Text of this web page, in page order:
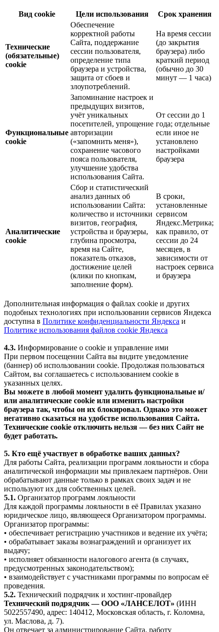
Вид cookie Цели использования Срок хранения
Технические
(обязательные)
cookie
Обеспечение
корректной работы
Сайта, поддержание
сессии пользователя,
определение типа
браузера и устройства,
защита от сбоев и
злоупотреблений.
На время сессии
(до закрытия
браузера) либо
краткий период
(обычно до 30
минут — 1 часа)
Функциональные
cookie
Запоминание настроек и
предыдущих визитов,
учёт уникальных
посетителей, упрощение
авторизации
(«запомнить меня»),
сохранение часового
пояса пользователя,
улучшение удобства
использования Сайта.
От сессии до 1
года; отдельные
если иное не
установлено
настройками
браузера
Аналитические
cookie
Сбор и статистический
анализ данных об
использовании Сайта:
количество и источники
визитов, география,
устройства и браузеры,
глубина просмотра,
время на Сайте,
показатель отказов,
достижение целей
(клики по кнопкам,
заполнение форм).
В сроки,
установленные
сервисом
Яндекс.Метрика;
как правило, от
сессии до 24
месяцев, в
зависимости от
настроек сервиса
и браузера
Дополнительная информация о файлах cookie и других
подобных технологиях при использовании сервисов Яндекса
доступна в Политике конфиденциальности Яндекса и
Политике использования файлов cookie Яндекса
4.3. Информирование о cookie и управление ими
При первом посещении Сайта вы видите уведомление
(баннер) об использовании cookie. Продолжая пользоваться
Сайтом, вы соглашаетесь с использованием cookie в
указанных целях.
Вы можете в любой момент удалить функциональные и/
или аналитические cookie или изменить настройки
браузера так, чтобы он их блокировал. Однако это может
негативно сказаться на удобстве использования Сайта.
Технические cookie отключить нельзя — без них Сайт не
будет работать.
5. Кто ещё участвует в обработке ваших данных?
Для работы Сайта, реализации программ лояльности и сбора
аналитической информации мы привлекаем партнёров. Они
обрабатывают данные только в рамках своих задач и не
используют их для собственных целей.
5.1. Организатор программ лояльности
Для каждой программы лояльности в её Правилах указано
юридическое лицо, являющееся Организатором программы.
Организатор программы:
• обеспечивает регистрацию участников и ведение их учёта;
• обрабатывает заказы вознаграждений и организует их
выдачу;
• исполняет обязанности налогового агента (в случаях,
предусмотренных законодательством);
• взаимодействует с участниками программы по вопросам её
проведения.
5.2. Технический подрядчик и хостинг-провайдер
Технический подрядчик — ООО «ЛАНСЕЛОТ» (ИНН
5022557490, адрес: 140412, Московская область, г. Коломна,
ул. Маслова, д. 7).
Он отвечает за администрирование Сайта, работу